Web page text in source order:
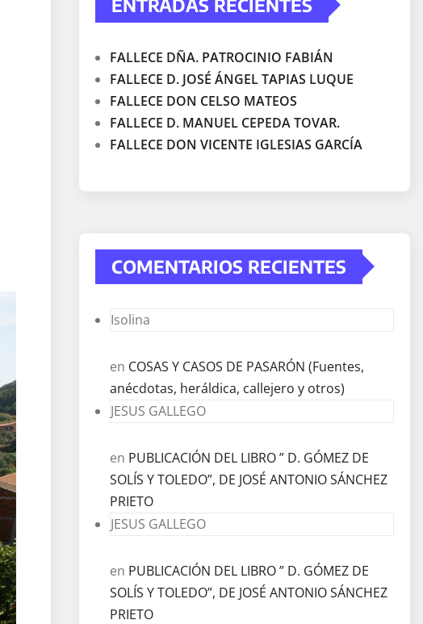
ENTRADAS RECIENTES
FALLECE DÑA. PATROCINIO FABIÁN
FALLECE D. JOSÉ ÁNGEL TAPIAS LUQUE
FALLECE DON CELSO MATEOS
FALLECE D. MANUEL CEPEDA TOVAR.
FALLECE DON VICENTE IGLESIAS GARCÍA
COMENTARIOS RECIENTES
Isolina
en COSAS Y CASOS DE PASARÓN (Fuentes,
anécdotas, heráldica, callejero y otros)
JESUS GALLEGO
en PUBLICACIÓN DEL LIBRO ” D. GÓMEZ DE
SOLÍS Y TOLEDO”, DE JOSÉ ANTONIO SÁNCHEZ
PRIETO
JESUS GALLEGO
en PUBLICACIÓN DEL LIBRO ” D. GÓMEZ DE
SOLÍS Y TOLEDO”, DE JOSÉ ANTONIO SÁNCHEZ
PRIETO